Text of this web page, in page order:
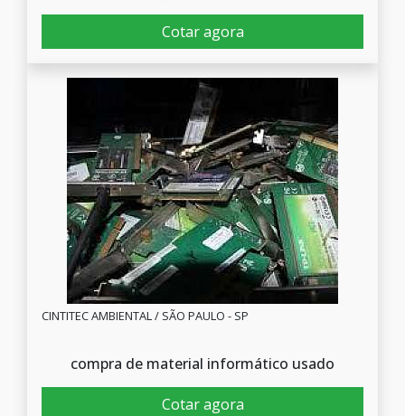
Cotar agora
CINTITEC AMBIENTAL / SÃO PAULO - SP
compra de material informático usado
Cotar agora